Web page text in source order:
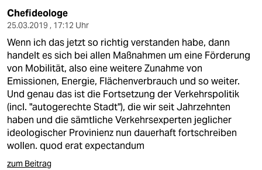
Chefideologe
25.03.2019 , 17:12 Uhr
Wenn ich das jetzt so richtig verstanden habe, dann
handelt es sich bei allen Maßnahmen um eine Förderung
von Mobilität, also eine weitere Zunahme von
Emissionen, Energie, Flächenverbrauch und so weiter.
Und genau das ist die Fortsetzung der Verkehrspolitik
(incl. "autogerechte Stadt"), die wir seit Jahrzehnten
haben und die sämtliche Verkehrsexperten jeglicher
ideologischer Provinienz nun dauerhaft fortschreiben
wollen. quod erat expectandum
zum Beitrag